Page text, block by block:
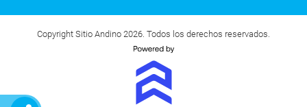
Copyright Sitio Andino 2026. Todos los derechos reservados.